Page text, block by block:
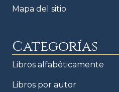
Mapa del sitio
Categorías
Libros alfabéticamente
Libros por autor